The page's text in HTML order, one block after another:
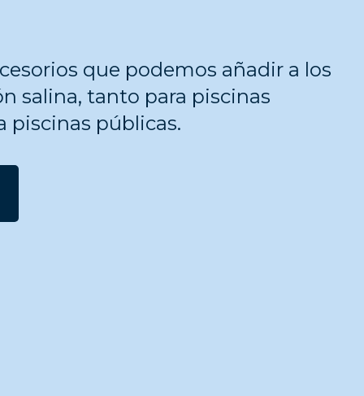
que podemos añadir a los
salina, tanto para piscinas
piscinas públicas.